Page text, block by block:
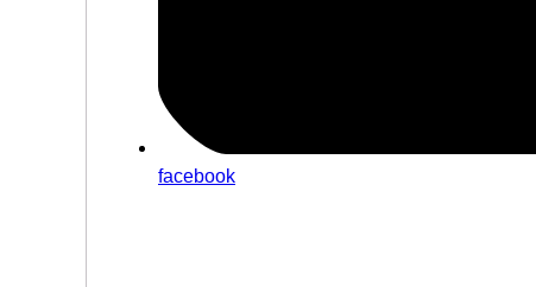
facebook